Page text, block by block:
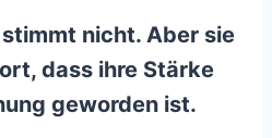
nicht. Aber sie
dass ihre Stärke
geworden ist.